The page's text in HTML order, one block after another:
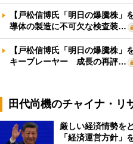
【戸松信博氏「明日の爆騰株
導体の製造に不可欠な検査装…
【戸松信博氏「明日の爆騰株
キープレーヤー 成長の再評…
田代尚機のチャイナ・リ
厳しい経済情勢を
「経済運営方針